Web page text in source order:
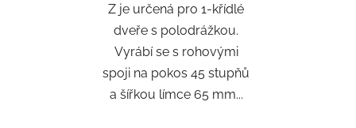
Z je určená pro 1-křídlé
dveře s polodrážkou.
Vyrábí se s rohovými
spoji na pokos 45 stupňů
a šířkou límce 65 mm...